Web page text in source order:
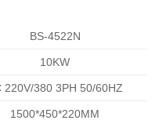
BS-4522N
10KW
220V/380 3PH 50/60HZ
1500*450*220MM